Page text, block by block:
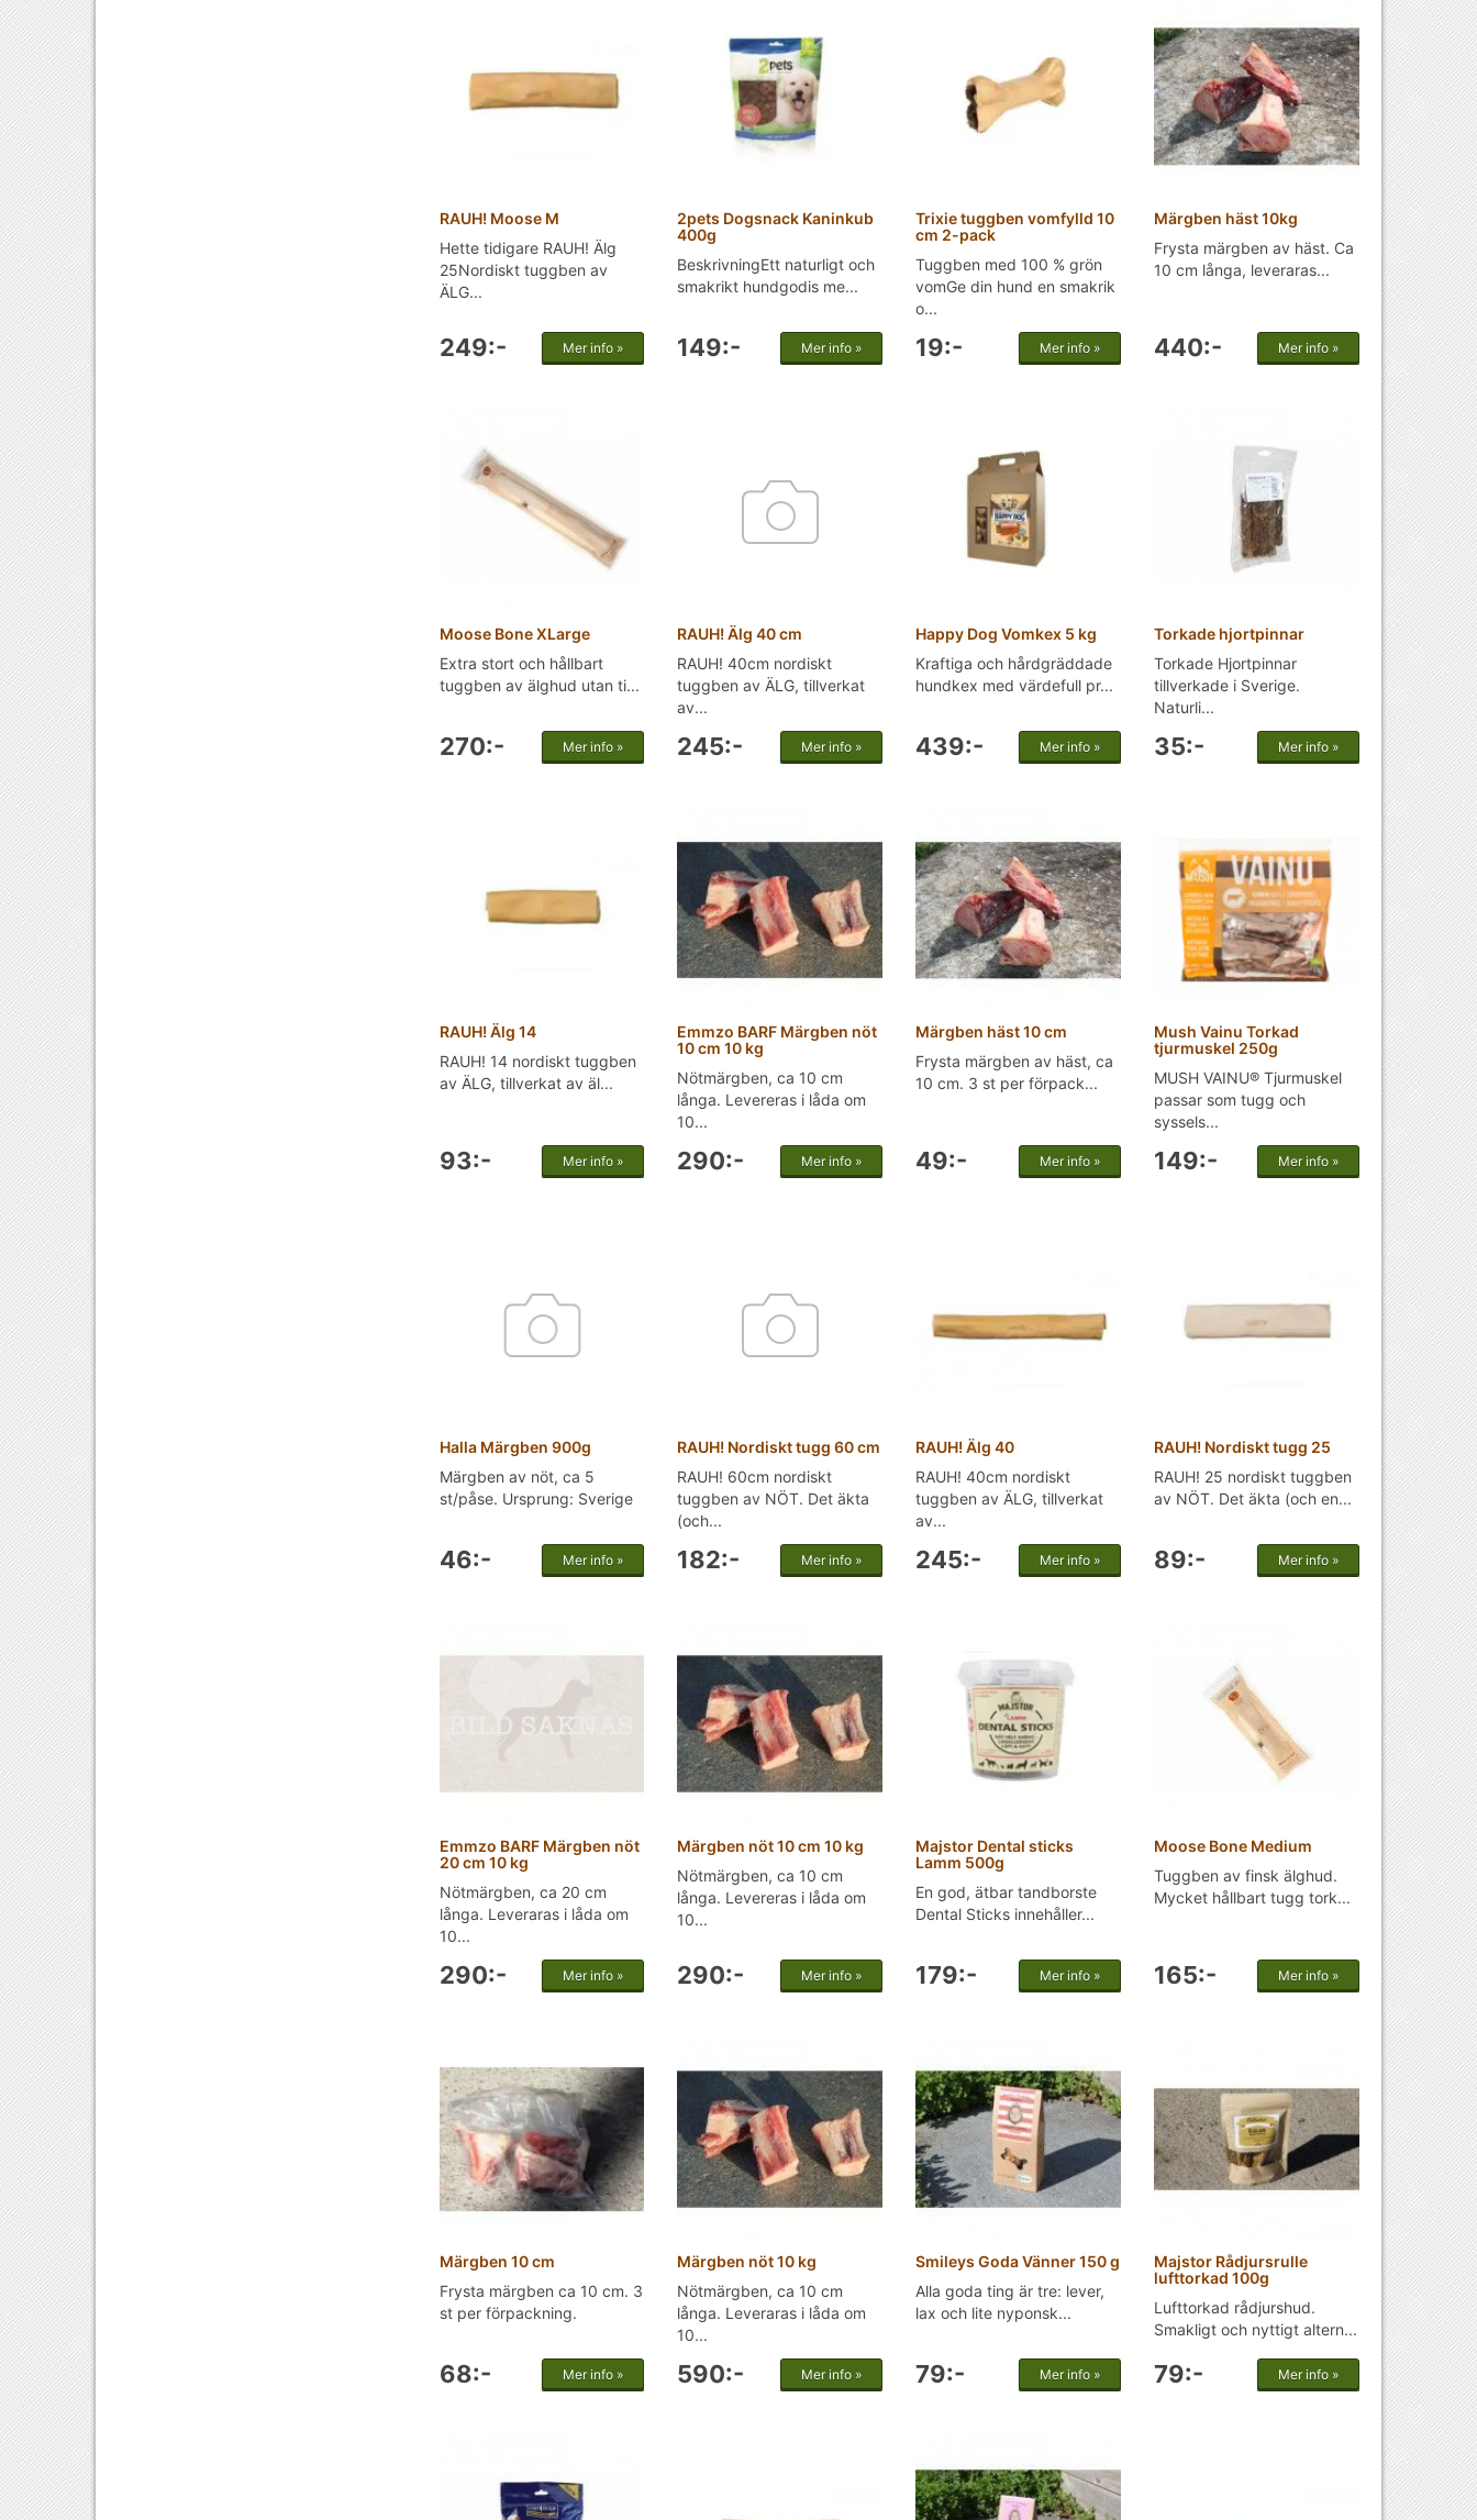
RAUH! Moose M
Hette tidigare RAUH! Älg
25Nordiskt tuggben av
ÄLG...
249:- Mer info »
2pets Dogsnack Kaninkub
400g
BeskrivningEtt naturligt och
smakrikt hundgodis me...
149:- Mer info »
Trixie tuggben vomfylld 10
cm 2-pack
Tuggben med 100 % grön
vomGe din hund en smakrik
o...
19:- Mer info »
Märgben häst 10kg
Frysta märgben av häst. Ca
10 cm långa, leveraras...
440:- Mer info »
Moose Bone XLarge
Extra stort och hållbart
tuggben av älghud utan ti...
270:- Mer info »
RAUH! Älg 40 cm
RAUH! 40cm nordiskt
tuggben av ÄLG, tillverkat
av...
245:- Mer info »
Happy Dog Vomkex 5 kg
Kraftiga och hårdgräddade
hundkex med värdefull pr...
439:- Mer info »
Torkade hjortpinnar
Torkade Hjortpinnar
tillverkade i Sverige.
Naturli...
35:- Mer info »
RAUH! Älg 14
RAUH! 14 nordiskt tuggben
av ÄLG, tillverkat av äl...
93:- Mer info »
Emmzo BARF Märgben nöt
10 cm 10 kg
Nötmärgben, ca 10 cm
långa. Levereras i låda om
10...
290:- Mer info »
Märgben häst 10 cm
Frysta märgben av häst, ca
10 cm. 3 st per förpack...
49:- Mer info »
Mush Vainu Torkad
tjurmuskel 250g
MUSH VAINU® Tjurmuskel
passar som tugg och
syssels...
149:- Mer info »
Halla Märgben 900g
Märgben av nöt, ca 5
st/påse. Ursprung: Sverige
46:- Mer info »
RAUH! Nordiskt tugg 60 cm
RAUH! 60cm nordiskt
tuggben av NÖT. Det äkta
(och...
182:- Mer info »
RAUH! Älg 40
RAUH! 40cm nordiskt
tuggben av ÄLG, tillverkat
av...
245:- Mer info »
RAUH! Nordiskt tugg 25
RAUH! 25 nordiskt tuggben
av NÖT. Det äkta (och en...
89:- Mer info »
Emmzo BARF Märgben nöt
20 cm 10 kg
Nötmärgben, ca 20 cm
långa. Leveraras i låda om
10...
290:- Mer info »
Märgben nöt 10 cm 10 kg
Nötmärgben, ca 10 cm
långa. Levereras i låda om
10...
290:- Mer info »
Majstor Dental sticks
Lamm 500g
En god, ätbar tandborste
Dental Sticks innehåller...
179:- Mer info »
Moose Bone Medium
Tuggben av finsk älghud.
Mycket hållbart tugg tork...
165:- Mer info »
Märgben 10 cm
Frysta märgben ca 10 cm. 3
st per förpackning.
68:- Mer info »
Märgben nöt 10 kg
Nötmärgben, ca 10 cm
långa. Leveraras i låda om
10...
590:- Mer info »
Smileys Goda Vänner 150 g
Alla goda ting är tre: lever,
lax och lite nyponsk...
79:- Mer info »
Majstor Rådjursrulle
lufttorkad 100g
Lufttorkad rådjurshud.
Smakligt och nyttigt altern...
79:- Mer info »